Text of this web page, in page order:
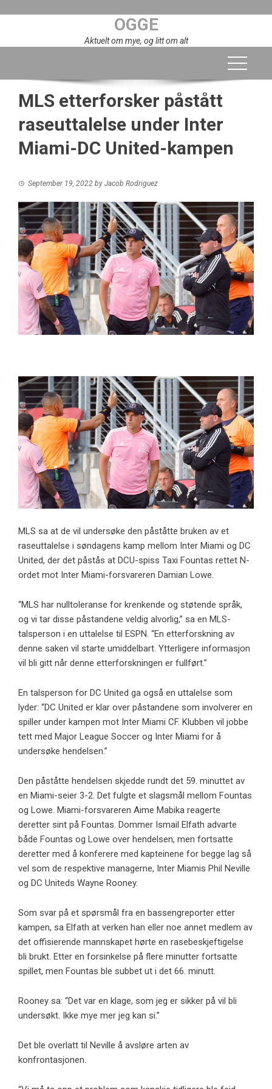
OGGE
Aktuelt om mye, og litt om alt
MLS etterforsker påstått
raseuttalelse under Inter
Miami-DC United-kampen
September 19, 2022 by Jacob Rodriguez
MLS sa at de vil undersøke den påståtte bruken av et
raseuttalelse i søndagens kamp mellom Inter Miami og DC
United, der det påstås at DCU-spiss Taxi Fountas rettet N-
ordet mot Inter Miami-forsvareren Damian Lowe.
“MLS har nulltoleranse for krenkende og støtende språk,
og vi tar disse påstandene veldig alvorlig,” sa en MLS-
talsperson i en uttalelse til ESPN. “En etterforskning av
denne saken vil starte umiddelbart. Ytterligere informasjon
vil bli gitt når denne etterforskningen er fullført.”
En talsperson for DC United ga også en uttalelse som
lyder: “DC United er klar over påstandene som involverer en
spiller under kampen mot Inter Miami CF. Klubben vil jobbe
tett med Major League Soccer og Inter Miami for å
undersøke hendelsen.”
Den påståtte hendelsen skjedde rundt det 59. minuttet av
en Miami-seier 3-2. Det fulgte et slagsmål mellom Fountas
og Lowe. Miami-forsvareren Aime Mabika reagerte
deretter sint på Fountas. Dommer Ismail Elfath advarte
både Fountas og Lowe over hendelsen, men fortsatte
deretter med å konferere med kapteinene for begge lag så
vel som de respektive managerne, Inter Miamis Phil Neville
og DC Uniteds Wayne Rooney.
Som svar på et spørsmål fra en bassengreporter etter
kampen, sa Elfath at verken han eller noe annet medlem av
det offisierende mannskapet hørte en rasebeskjeftigelse
bli brukt. Etter en forsinkelse på flere minutter fortsatte
spillet, men Fountas ble subbet ut i det 66. minutt.
Rooney sa: “Det var en klage, som jeg er sikker på vil bli
undersøkt. Ikke mye mer jeg kan si.”
Det ble overlatt til Neville å avsløre arten av
konfrontasjonen.